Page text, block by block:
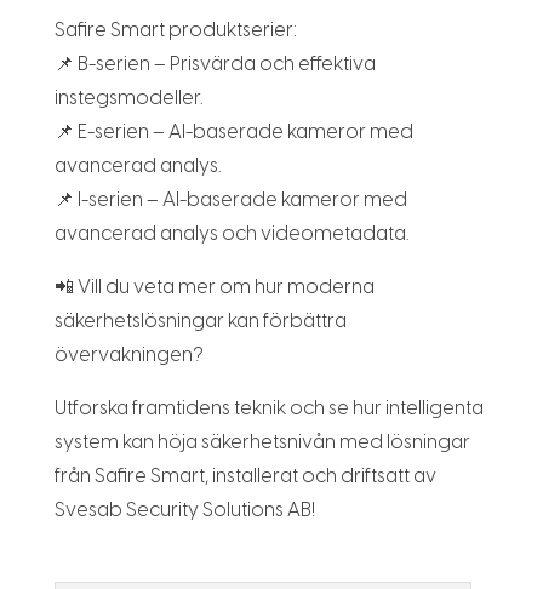
Safire Smart produktserier:
📌 B-serien – Prisvärda och effektiva
instegsmodeller.
📌 E-serien – AI-baserade kameror med
avancerad analys.
📌 I-serien – AI-baserade kameror med
avancerad analys och videometadata.
📲 Vill du veta mer om hur moderna
säkerhetslösningar kan förbättra
övervakningen?
Utforska framtidens teknik och se hur intelligenta
system kan höja säkerhetsnivån med lösningar
från Safire Smart, installerat och driftsatt av
Svesab Security Solutions AB!